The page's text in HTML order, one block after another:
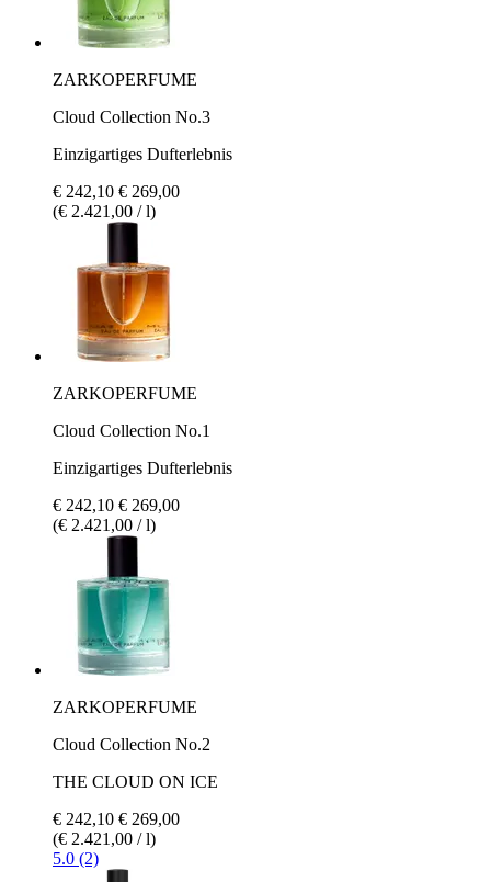
ZARKOPERFUME
Cloud Collection No.3
Einzigartiges Dufterlebnis
€ 242,10 € 269,00
(€ 2.421,00 / l)
ZARKOPERFUME
Cloud Collection No.1
Einzigartiges Dufterlebnis
€ 242,10 € 269,00
(€ 2.421,00 / l)
ZARKOPERFUME
Cloud Collection No.2
THE CLOUD ON ICE
€ 242,10 € 269,00
(€ 2.421,00 / l)
5.0 (2)